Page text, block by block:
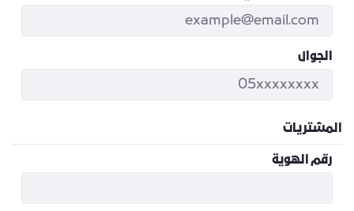
الجوال
المشتريات
رقم الهوية